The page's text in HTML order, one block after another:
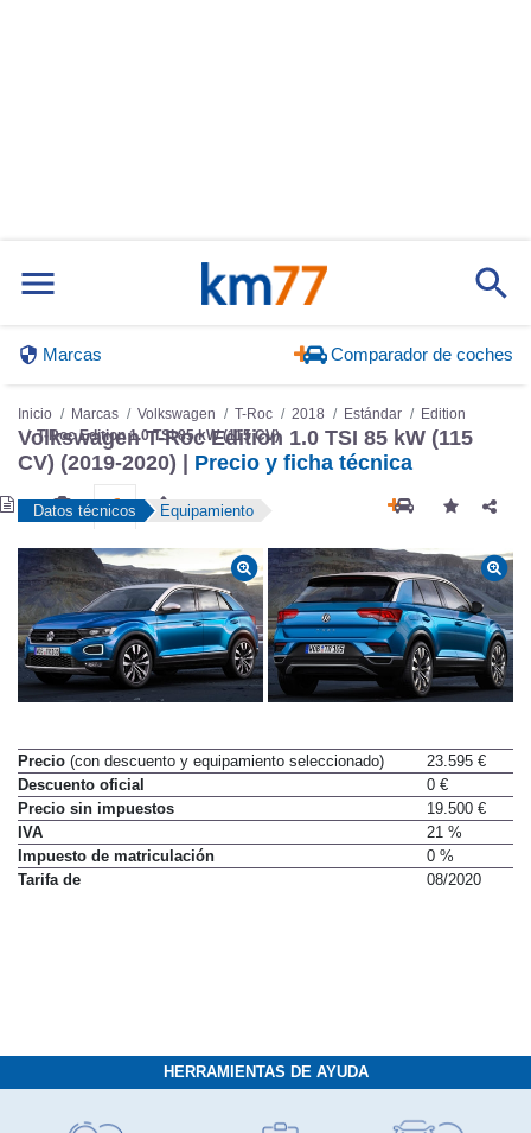
Marcas Comparador de coches
Inicio Marcas Volkswagen T-Roc 2018 Estándar
Edition
T-Roc Edition 1.0 TSI 85 kW (115 CV)
Volkswagen T-Roc Edition 1.0 TSI 85 kW (115
CV) (2019-2020) | Precio y ficha técnica
Datos técnicos Equipamiento
Precio (con descuento y equipamiento seleccionado)
23.595 €
Descuento oficial
0 €
Precio sin impuestos
19.500 €
IVA
21 %
Impuesto de matriculación
0 %
Tarifa de
08/2020
HERRAMIENTAS DE AYUDA